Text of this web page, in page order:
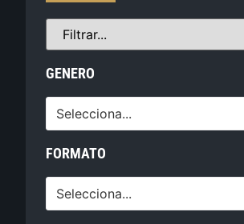
GENERO
Selecciona...
FORMATO
Selecciona...